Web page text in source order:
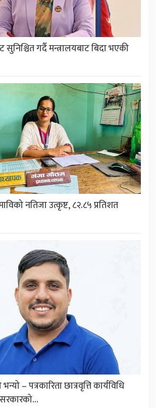
गर्दै मन्त्रालयबाट बिदा भएकी
नतिजा उत्कृष्ट, ८२.८५ प्रतिशत
– पत्रकारिता छात्रवृत्ति कार्यविधि